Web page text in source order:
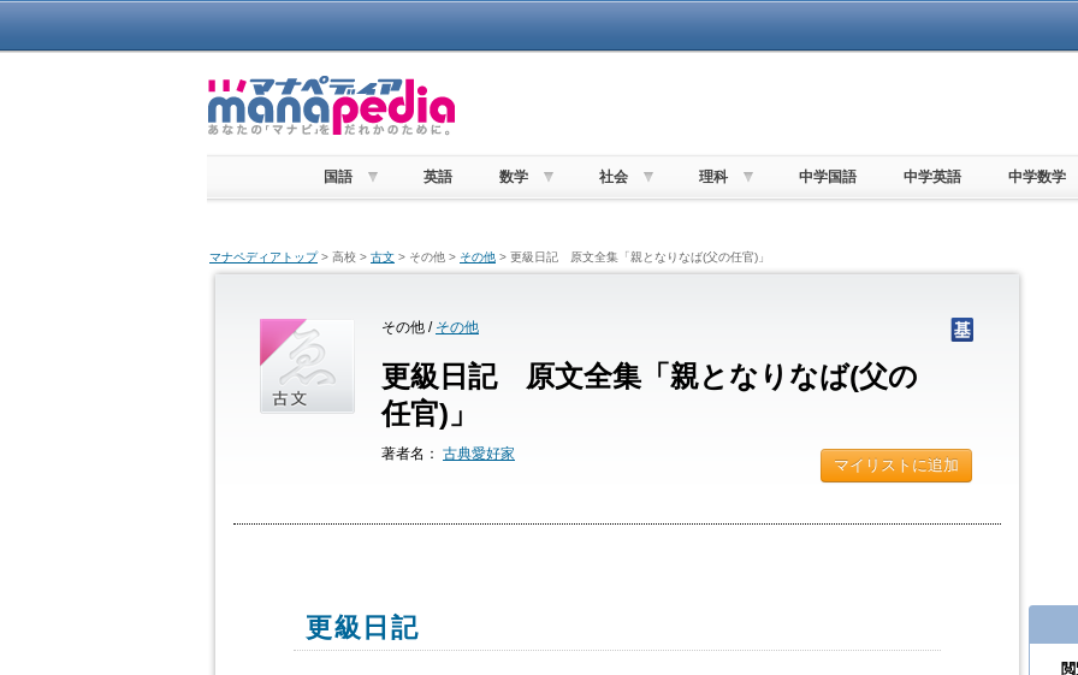
国語 英語 数学 社会 理科 中学国語 中学英語 中学数学
マナペディアトップ> 高校 > 古文 > その他 > その他 > 更級日記 原文全集「親となりなば(父の任官)」
その他 / その他
更級日記 原文全集「親となりなば(父の
任官)」
著者名： 古典愛好家
マイリストに追加
更級日記